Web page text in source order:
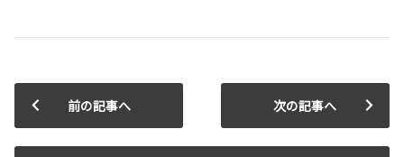
前の記事へ 次の記事へ